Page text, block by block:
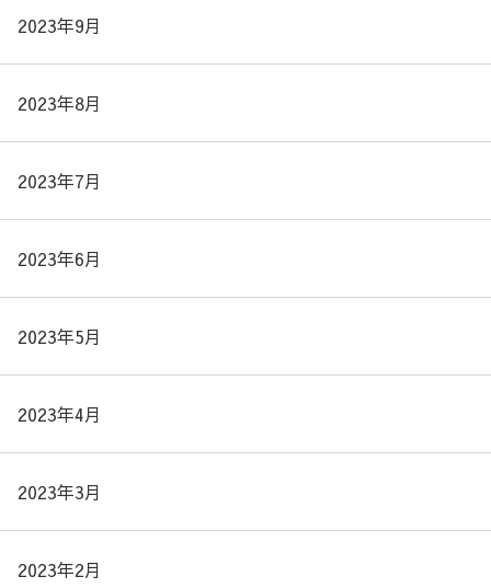
2023年9月
2023年8月
2023年7月
2023年6月
2023年5月
2023年4月
2023年3月
2023年2月